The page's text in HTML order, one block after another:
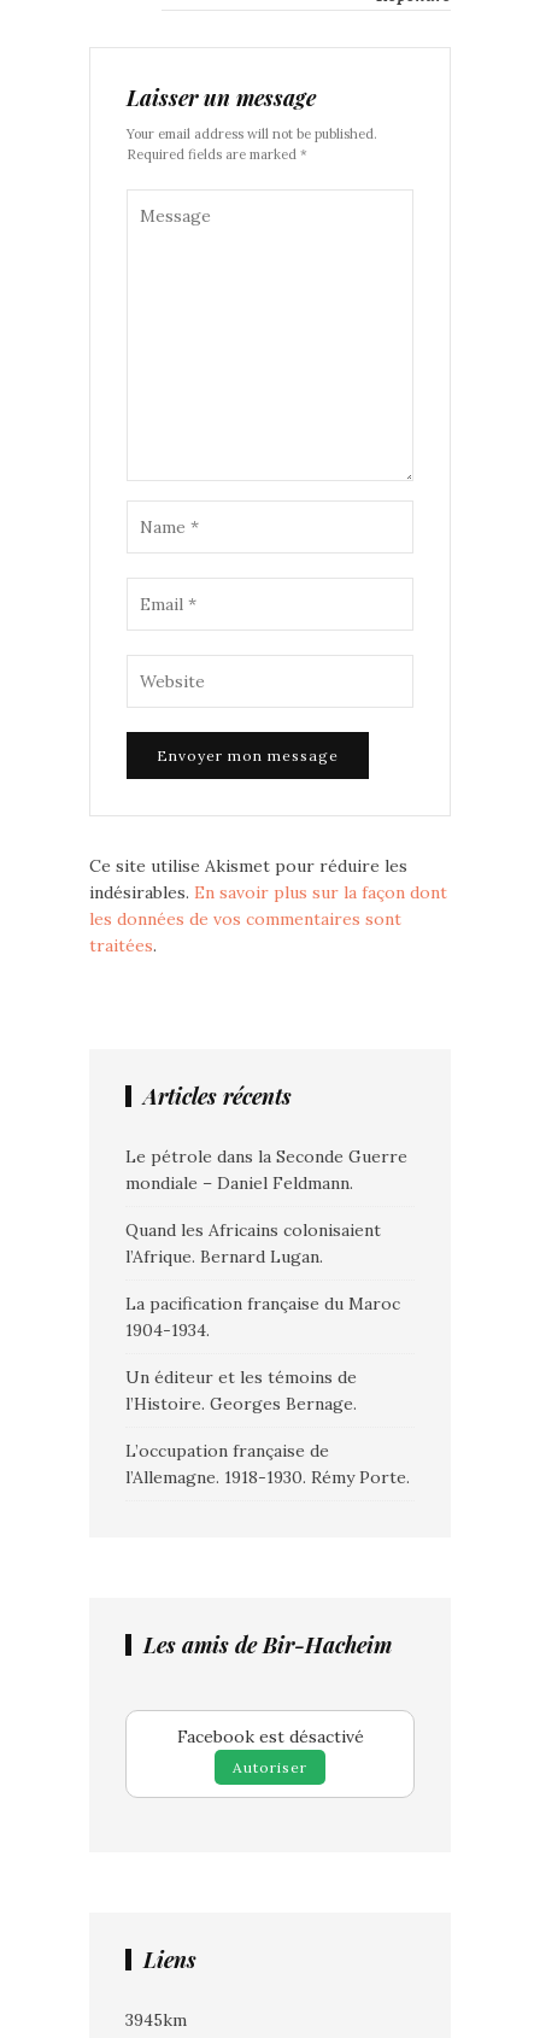
Laisser un message
Your email address will not be published.
Required fields are marked *
Ce site utilise Akismet pour réduire les
indésirables. En savoir plus sur la façon dont
les données de vos commentaires sont
traitées.
Articles récents
Le pétrole dans la Seconde Guerre
mondiale – Daniel Feldmann.
Quand les Africains colonisaient
l’Afrique. Bernard Lugan.
La pacification française du Maroc
1904-1934.
Un éditeur et les témoins de
l’Histoire. Georges Bernage.
L’occupation française de
l’Allemagne. 1918-1930. Rémy Porte.
Les amis de Bir-Hacheim
Facebook est désactivé
Autoriser
Liens
3945km